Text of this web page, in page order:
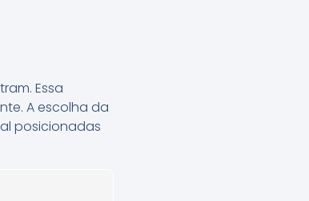
Essa
A escolha da
posicionadas